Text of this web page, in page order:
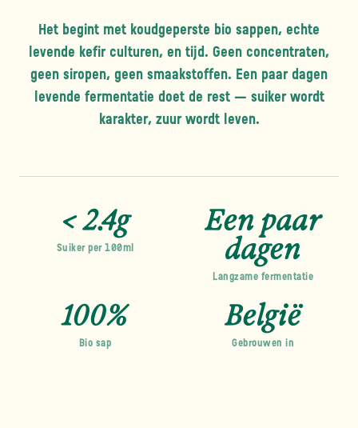
Het begint met koudgeperste bio sappen, echte
levende kefir culturen, en tijd. Geen concentraten,
geen siropen, geen smaakstoffen. Een paar dagen
levende fermentatie doet de rest — suiker wordt
karakter, zuur wordt leven.
< 2.4g
Suiker per 100ml
Een paar
dagen
Langzame fermentatie
100%
Bio sap
België
Gebrouwen in
"Als het geen tijd kost, is het